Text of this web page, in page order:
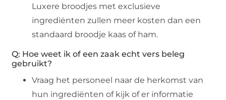
Luxere broodjes met exclusieve
ingrediënten zullen meer kosten dan een
standaard broodje kaas of ham.
Q: Hoe weet ik of een zaak echt vers beleg
gebruikt?
Vraag het personeel naar de herkomst van
hun ingrediënten of kijk of er informatie